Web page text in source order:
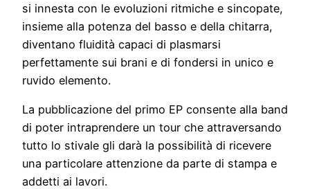
si innesta con le evoluzioni ritmiche e sincopate,
insieme alla potenza del basso e della chitarra,
diventano fluidità capaci di plasmarsi
perfettamente sui brani e di fondersi in unico e
ruvido elemento.
La pubblicazione del primo EP consente alla band
di poter intraprendere un tour che attraversando
tutto lo stivale gli darà la possibilità di ricevere
una particolare attenzione da parte di stampa e
addetti ai lavori.